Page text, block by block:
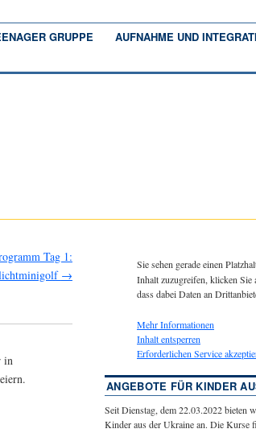
GRUPPE
AUFNAHME UND
Tag 1:
→
in
Sie sehen gerade einen
Inhalt zuzugreifen, klicken Sie
dass dabei Daten an
Mehr Informationen
Inhalt entsperren
Erforderlichen Service
ANGEBOTE FÜR KINDER
Seit Dienstag, dem 22.03.2022 bieten
Kinder aus der Ukraine an. Die Kurse